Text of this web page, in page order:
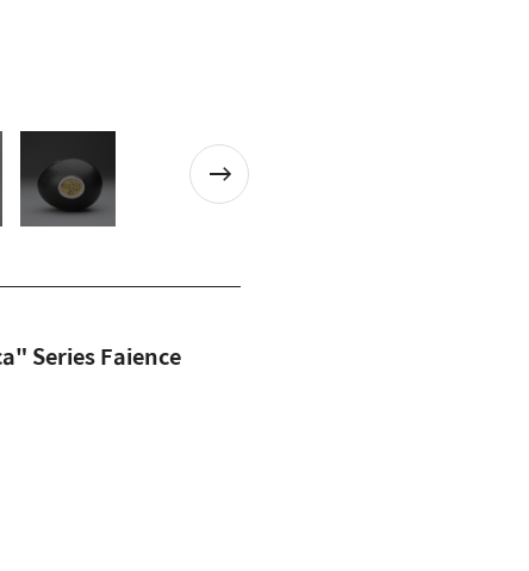
Series Faience